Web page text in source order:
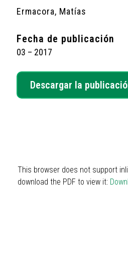
Ermacora, Matías
Fecha de publicación
03 – 2017
Descargar la
This browser does not support
download the PDF to view it: